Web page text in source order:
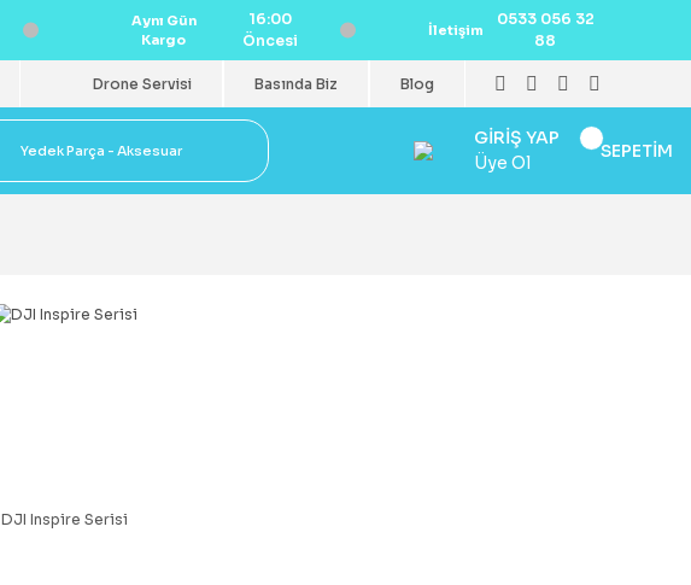
Aynı Gün
Kargo
16:00
Öncesi
İletişim
0533 056 32
88
Drone Servisi Basında Biz Blog
Yedek Parça - Aksesuar
GİRİŞ YAP
Üye Ol
SEPETİM
DJI Inspire Serisi